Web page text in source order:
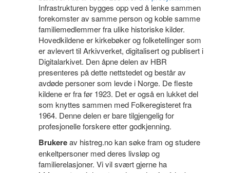
Infrastrukturen bygges opp ved å lenke sammen
forekomster av samme person og koble samme
familiemedlemmer fra ulike historiske kilder.
Hovedkildene er kirkebøker og folketellinger som
er avlevert til Arkivverket, digitalisert og publisert i
Digitalarkivet. Den åpne delen av HBR
presenteres på dette nettstedet og består av
avdøde personer som levde i Norge. De fleste
kildene er fra før 1923. Det er også en lukket del
som knyttes sammen med Folkeregisteret fra
1964. Denne delen er bare tilgjengelig for
profesjonelle forskere etter godkjenning.
Brukereav histreg.no kan søke fram og studere
enkeltpersoner med deres livsløp og
familierelasjoner. Vi vil svært gjerne ha